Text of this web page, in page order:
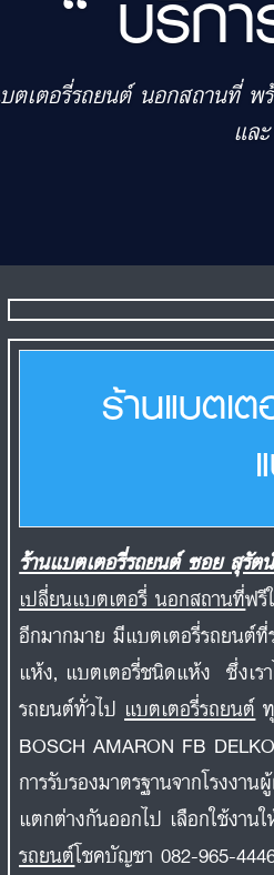
ตเตอรี่รถยนต์ นอกสถานที่
แล
ร้านแบตเ
ร้านแบตเตอรี่รถยนต์ ซอย สุรัต
เปลี่ยนแบตเตอรี่ นอกสถานที่ฟ
อีกมากมาย มีแบตเตอรี่รถยนต์
แห้ง, แบตเตอรี่ชนิดแห้ง ซึ่งเร
รถยนต์ทั่วไป แบตเตอรี่รถยนต์
BOSCH AMARON FB
การรับรองมาตรฐานจากโรงงา
แตกต่างกันออกไป เลือกใช้งาน
รถยนต์โชคบัญชา 082-965-